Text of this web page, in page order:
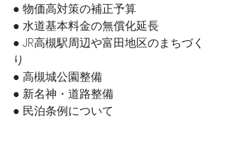
● 物価高対策の補正予算
● 水道基本料金の無償化延長
● JR高槻駅周辺や富田地区のまちづく
り
● 高槻城公園整備
● 新名神・道路整備
● 民泊条例について